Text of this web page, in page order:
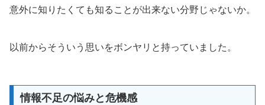
意外に知りたくても知ることが出来ない分野じゃないか。
以前からそういう思いをボンヤリと持っていました。
情報不足の悩みと危機感